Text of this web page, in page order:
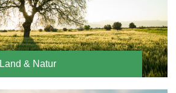
Land & Natur